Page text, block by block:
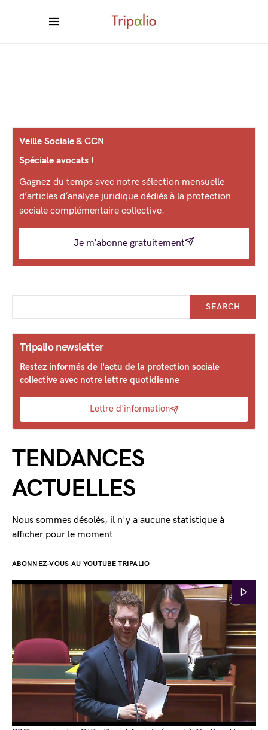
Veille Sociale & CCN
Spéciale avocats !
Gagnez du temps avec notre sélection mensuelle
d’articles d’analyse juridique dédiés à la protection
sociale complémentaire collective.
Je m’abonne gratuitement
SEARCH
Tripalio newsletter
Restez informés de l'actu de la protection sociale
collective avec notre lettre quotidienne
Lettre d'information
TENDANCES
ACTUELLES
Nous sommes désolés, il n'y a aucune statistique à
afficher pour le moment
ABONNEZ-VOUS AU YOUTUBE TRIPALIO